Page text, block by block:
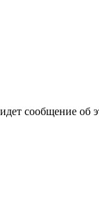
сообщение об